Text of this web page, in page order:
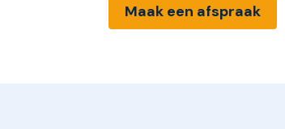
Maak een afspraak